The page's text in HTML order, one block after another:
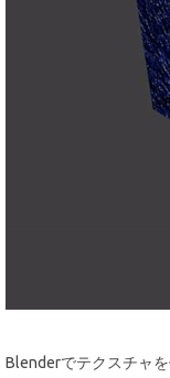
Blenderでテクスチャ